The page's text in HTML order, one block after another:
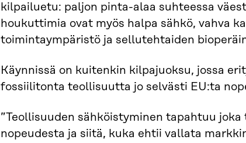
kilpailuetu: paljon pinta-alaa suhteessa
houkuttimia ovat myös halpa sähkö, vahva
toimintaympäristö ja sellutehtaiden
Käynnissä on kuitenkin kilpajuoksu, jossa
fossiilitonta teollisuutta jo selvästi EU:ta
”Teollisuuden sähköistyminen tapahtuu
nopeudesta ja siitä, kuka ehtii vallata